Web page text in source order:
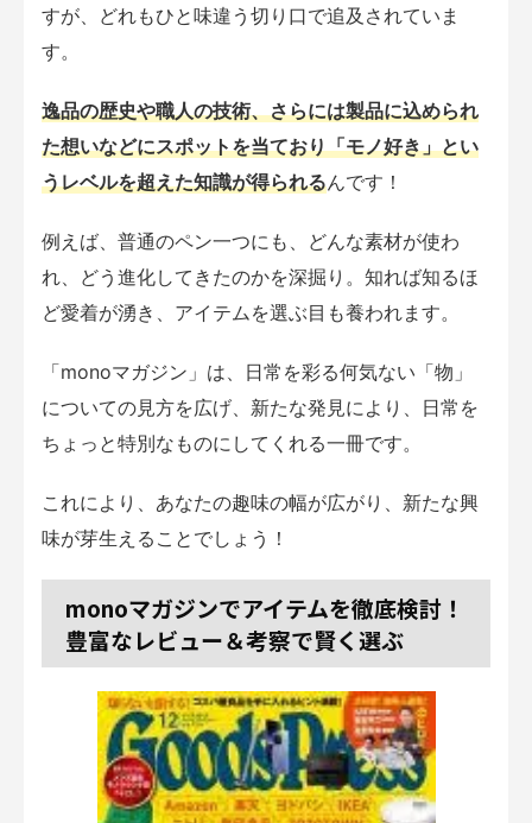
すが、どれもひと味違う切り口で追及されていま
す。
逸品の歴史や職人の技術、さらには製品に込められ
た想いなどにスポットを当ており「モノ好き」とい
うレベルを超えた知識が得られるんです！
例えば、普通のペン一つにも、どんな素材が使わ
れ、どう進化してきたのかを深掘り。知れば知るほ
ど愛着が湧き、アイテムを選ぶ目も養われます。
「monoマガジン」は、日常を彩る何気ない「物」
についての見方を広げ、新たな発見により、日常を
ちょっと特別なものにしてくれる一冊です。
これにより、あなたの趣味の幅が広がり、新たな興
味が芽生えることでしょう！
monoマガジンでアイテムを徹底検討！
豊富なレビュー＆考察で賢く選ぶ